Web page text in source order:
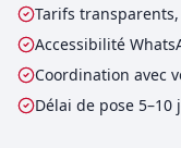
Tarifs transparents,
Accessibilité
Coordination avec
Délai de pose